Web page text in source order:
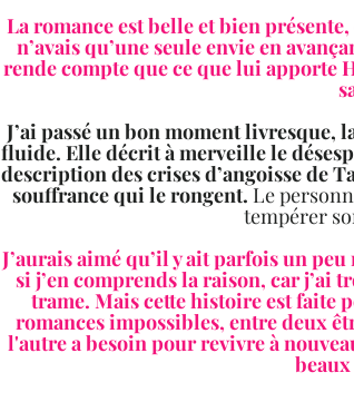
La romance est belle et bien
n’avais qu’une seule envie en
rende compte que ce que lui apporte
J’ai passé un bon moment
fluide. Elle décrit à merveille le
description des crises d’angoisse de
souffrance qui le rongent. Le
tempérer
J’aurais aimé qu’il y ait parfois un
si j’en comprends la raison, car j’ai
trame. Mais cette histoire est faite
romances impossibles, entre deux
l'autre a besoin pour revivre à